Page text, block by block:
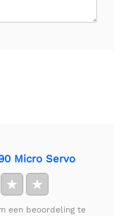
Micro Servo
★ ★
een beoordeling te